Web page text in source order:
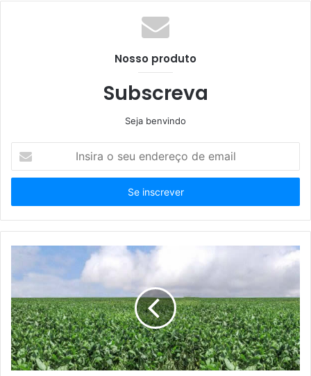
Nosso produto
Subscreva
Seja benvindo
seu
de
email